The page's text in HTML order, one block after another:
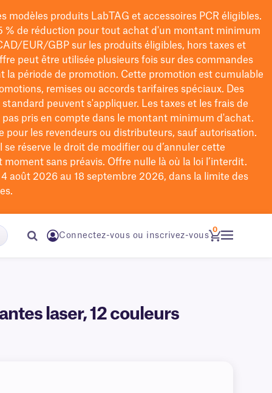
modèles produits LabTAG et accessoires PCR éligibles.
% de réduction pour tout achat d'un montant minimum
EUR/GBPsur les produits éligibles, hors taxes et
peut être utilisée plusieurs fois sur des commandes
la période de promotion. Cette promotion est cumulable
remises ou accords tarifaires spéciaux. Des
peuvent s'appliquer. Les taxes et les frais de
pas pris en compte dans le montant minimum d'achat.
pour les revendeurs ou distributeurs, sauf autorisation.
réserve le droit de modifierou d’annuler cette
sans préavis. Offre nulle là où la loi l’interdit.
août 2026 au 18 septembre 2026, dans la limite des
Connectez-vous ou inscrivez-vous
0
laser, 12 couleurs